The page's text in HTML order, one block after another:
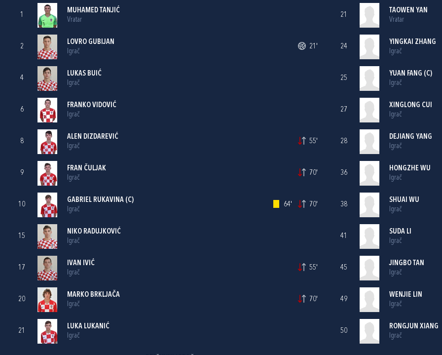
1
MUHAMED TANJIĆ
Vratar
2
LOVRO GUBIJAN
Igrač
21'
4
LUKAS BUIĆ
Igrač
6
FRANKO VIDOVIĆ
Igrač
8
ALEN DIZDAREVIĆ
Igrač
55'
9
FRAN ČULJAK
Igrač
70'
10
GABRIEL RUKAVINA (C)
Igrač
64' 70'
15
NIKO RADUJKOVIĆ
Igrač
17
IVAN IVIĆ
Igrač
55'
20
MARKO BRKLJAČA
Igrač
70'
21
LUKA LUKANIĆ
Igrač
21
TAOWEN YAN
Vratar
24
YINGKAI ZHANG
Igrač
25
YUAN FANG (C)
Igrač
27
XINGLONG CUI
Igrač
28
DEJIANG YANG
Igrač
36
HONGZHE WU
Igrač
38
SHUAI WU
Igrač
41
SUDA LI
Igrač
45
JINGBO TAN
Igrač
49
WENJIE LIN
Igrač
50
RONGJUN XIANG
Igrač